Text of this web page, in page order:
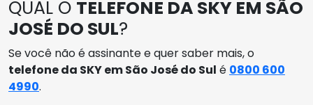
QUAL O TELEFONE DA SKY EM SÃO
JOSÉ DO SUL?
Se você não é assinante e quer saber mais, o
telefone da SKY em São José do Sul é 0800 600
4990.